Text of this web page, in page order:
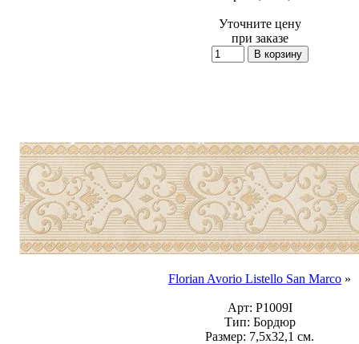
Уточните цену
при заказе
Florian Avorio Listello San Marco »
Арт: P1009I
Тип: Бордюр
Размер: 7,5x32,1 см.